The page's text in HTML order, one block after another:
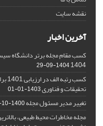
نقشه سایت
آخرین اخبار
کسب مقام مجله برتر دانشگاه
1404
1404-09-29
تحقیقات و فناوری1403-01-01
تغییر مدیر مسئول مجله1400-10-27